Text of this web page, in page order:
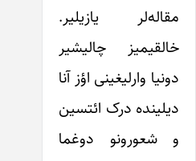
مقاله‌لر یازیلیر.
خالقیمیز چالیشیر
دونیا وارلیغینی اؤز آنا
دیلینده درک ائتسین
و شعورونو دوغما